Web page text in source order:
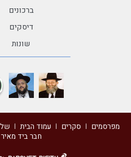
ברכונים
דיסקים
שונות
מפרסמים סקרים עמוד הבית
חבר ביד מאיר